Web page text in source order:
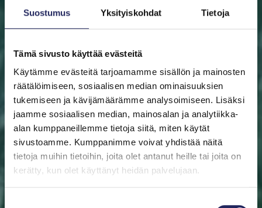
Suostumus Yksityiskohdat Tietoja
Tämä sivusto käyttää evästeitä
Käytämme evästeitä tarjoamamme sisällön ja mainosten
räätälöimiseen, sosiaalisen median ominaisuuksien
tukemiseen ja kävijämäärämme analysoimiseen. Lisäksi
jaamme sosiaalisen median, mainosalan ja analytiikka-
alan kumppaneillemme tietoja siitä, miten käytät
sivustoamme. Kumppanimme voivat yhdistää näitä
tietoja muihin tietoihin, joita olet antanut heille tai joita on
kerätty, kun olet käyttänyt heidän palvelujaan.
ETUSIVU AUTA ITÄMERTA LAHJOITA
PELASTA
PALA